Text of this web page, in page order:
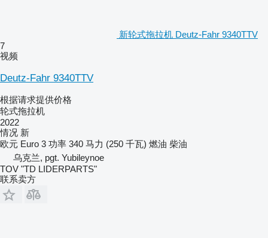
新轮式拖拉机 Deutz-Fahr 9340TTV
7
视频
Deutz-Fahr 9340TTV
根据请求提供价格
轮式拖拉机
2022
情况 新
欧元 Euro 3 功率 340 马力 (250 千瓦) 燃油 柴油
乌克兰, pgt. Yubileynoe
TOV "TD LIDERPARTS"
联系卖方